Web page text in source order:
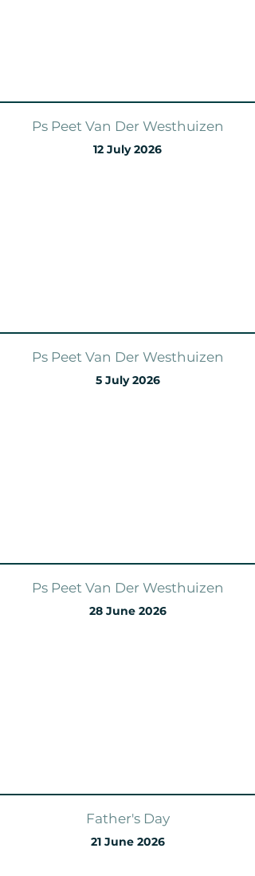
Ps Peet Van Der Westhuizen
12 July 2026
Ps Peet Van Der Westhuizen
5 July 2026
Ps Peet Van Der Westhuizen
28 June 2026
Father's Day
21 June 2026